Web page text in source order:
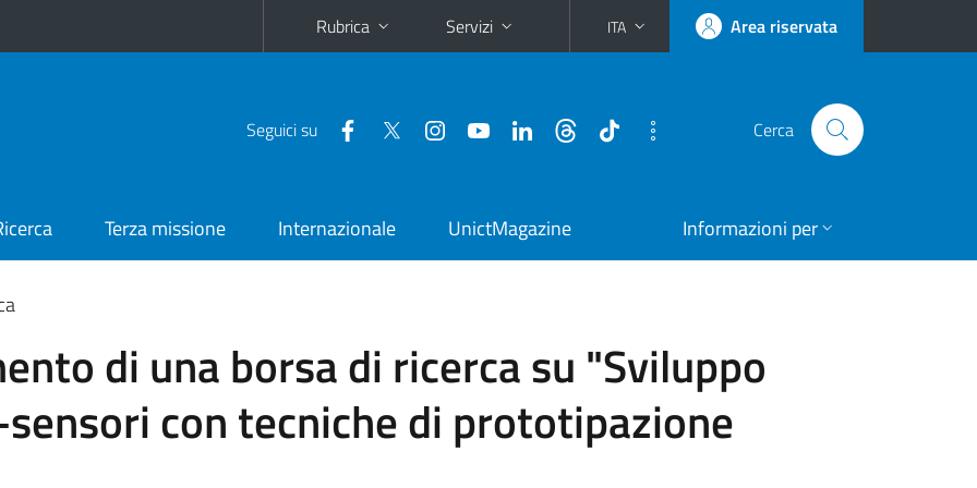
Rubrica Servizi ITA Area riservata
Seguici su Cerca
Terza missione Internazionale UnictMagazine Informazioni per
di una borsa di ricerca su "Sviluppo
con tecniche di prototipazione